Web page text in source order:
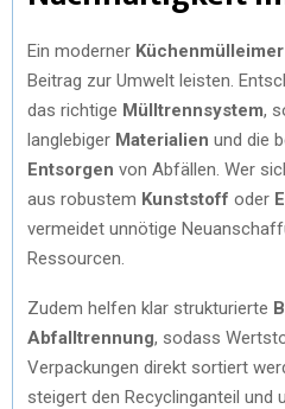
Ein moderner Küchenmülleimer
Beitrag zur Umwelt leisten.
das richtige Mülltrennsystem,
langlebiger Materialien und die
Entsorgen von Abfällen. Wer
aus robustem Kunststoff oder
vermeidet unnötige
Ressourcen.
Zudem helfen klar strukturierte
Abfalltrennung, sodass
Verpackungen direkt sortiert
steigert den Recyclinganteil und